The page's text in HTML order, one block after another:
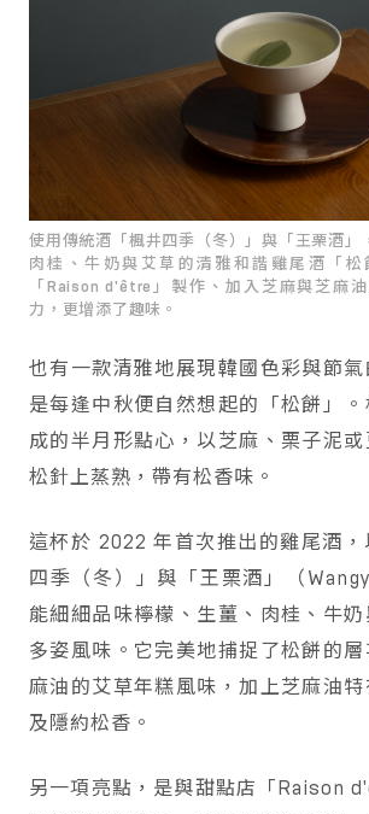
使用傳統酒「楓井四季（冬）」與「王栗酒」
肉桂、牛奶與艾草的清雅和諧雞尾酒「松
「Raison d'être」製作、加入芝麻與芝麻
力，更增添了趣味。
也有一款清雅地展現韓國色彩與節
是每逢中秋便自然想起的「松餅」
成的半月形點心，以芝麻、栗子泥
松針上蒸熟，帶有松香味。
這杯於 2022 年首次推出的雞尾酒，
四季（冬）」與「王栗酒」（
能細細品味檸檬、生薑、肉桂、牛
多姿風味。它完美地捕捉了松餅的層
麻油的艾草年糕風味，加上芝麻油
及隱約松香。
另一項亮點，是與甜點店「Raison